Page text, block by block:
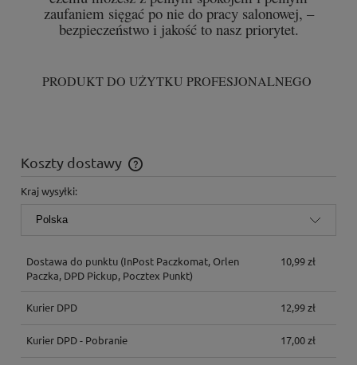
zaufaniem sięgać po nie do pracy salonowej, –
bezpieczeństwo i jakość to nasz priorytet.
PRODUKT DO UŻYTKU PROFESJONALNEGO
Koszty dostawy
Cena nie zawiera ewentualnych kosztów płatności
Kraj wysyłki:
Dostawa do punktu(InPost Paczkomat, Orlen
Paczka, DPD Pickup, Pocztex Punkt)
10,99 zł
Kurier DPD 12,99 zł
Kurier DPD - Pobranie 17,00 zł